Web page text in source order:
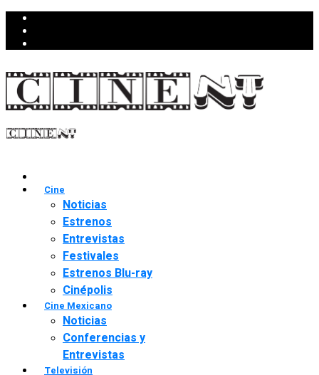
Cine
Noticias
Estrenos
Entrevistas
Festivales
Estrenos Blu-ray
Cinépolis
Cine Mexicano
Noticias
Conferencias y
Entrevistas
Televisión